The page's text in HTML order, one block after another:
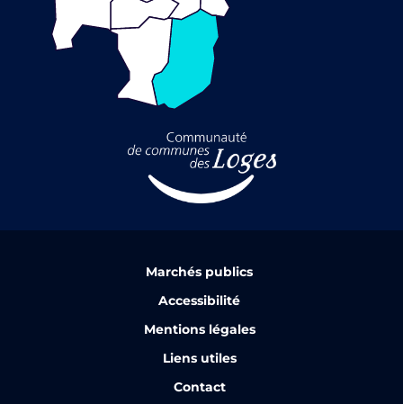
Marchés publics
Accessibilité
Mentions légales
Liens utiles
Contact